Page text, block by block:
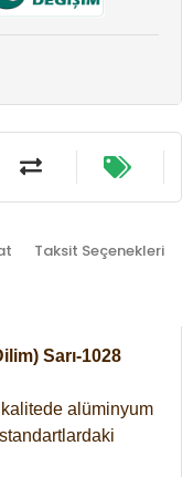
Taksit Seçenekleri
Sarı-1028
alüminyum